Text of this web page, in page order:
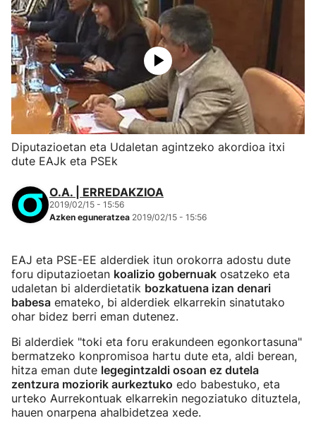
Diputazioetan eta Udaletan agintzeko akordioa itxi
dute EAJk eta PSEk
O.A. | ERREDAKZIOA
2019/02/15 - 15:56
Azken eguneratzea 2019/02/15 - 15:56
EAJ eta PSE-EE alderdiek itun orokorra adostu dute
foru diputazioetan koalizio gobernuak osatzeko eta
udaletan bi alderdietatik bozkatuena izan denari
babesa emateko, bi alderdiek elkarrekin sinatutako
ohar bidez berri eman dutenez.
Bi alderdiek "toki eta foru erakundeen egonkortasuna"
bermatzeko konpromisoa hartu dute eta, aldi berean,
hitza eman dute legegintzaldi osoan ez dutela
zentzura moziorik aurkeztuko edo babestuko, eta
urteko Aurrekontuak elkarrekin negoziatuko dituztela,
hauen onarpena ahalbidetzea xede.